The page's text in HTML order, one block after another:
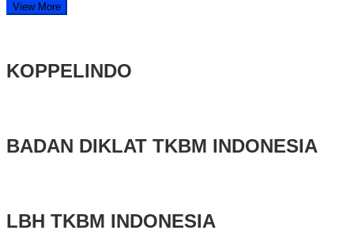
View More
KOPPELINDO
BADAN DIKLAT TKBM INDONESIA
LBH TKBM INDONESIA